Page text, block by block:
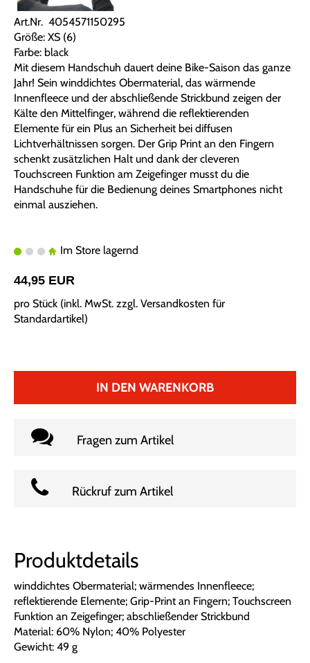
Art.Nr. 4054571150295
Größe: XS (6)
Farbe: black
Mit diesem Handschuh dauert deine Bike-Saison das ganze
Jahr! Sein winddichtes Obermaterial, das wärmende
Innenfleece und der abschließende Strickbund zeigen der
Kälte den Mittelfinger, während die reflektierenden
Elemente für ein Plus an Sicherheit bei diffusen
Lichtverhältnissen sorgen. Der Grip Print an den Fingern
schenkt zusätzlichen Halt und dank der cleveren
Touchscreen Funktion am Zeigefinger musst du die
Handschuhe für die Bedienung deines Smartphones nicht
einmal ausziehen.
Im Store lagernd
44,95 EUR
pro Stück (inkl. MwSt. zzgl. Versandkosten für
Standardartikel)
IN DEN WARENKORB
Fragen zum Artikel
Rückruf zum Artikel
Produktdetails
winddichtes Obermaterial; wärmendes Innenfleece;
reflektierende Elemente; Grip-Print an Fingern; Touchscreen
Funktion an Zeigefinger; abschließender Strickbund
Material: 60% Nylon; 40% Polyester
Gewicht: 49 g